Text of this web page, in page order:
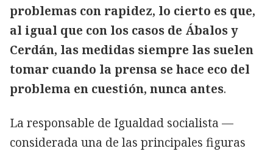
problemas con rapidez, lo cierto es que,
al igual que con los casos de Ábalos y
Cerdán, las medidas siempre las suelen
tomar cuando la prensa se hace eco del
problema en cuestión, nunca antes.
La responsable de Igualdad socialista —
considerada una de las principales figuras